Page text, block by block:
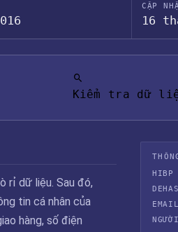
CẬP
16
Kiểm tra dữ
rỉ dữ liệu. Sau đó,
tin cá nhân của
hàng, số điện
HIBP